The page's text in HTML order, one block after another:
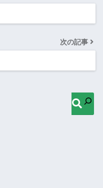
次の記事